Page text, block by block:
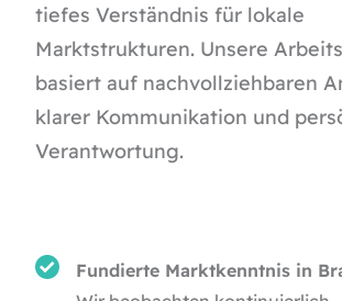
tiefes Verständnis für lokale
Marktstrukturen. Unsere
basiert auf nachvollziehbaren
klarer Kommunikation und
Verantwortung.
Fundierte Marktkenntnis in